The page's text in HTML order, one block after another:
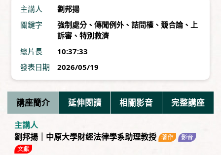
主講人
劉邦揚
關鍵字
強制處分、 傳聞例外 、 詰問權 、 競合論、 上
訴審 、 特別救濟
總片長
10:37:33
發表日期
2026/05/19
講座簡介 延伸閱讀 相關影音 完整講座
主講人
劉邦揚｜中原大學財經法律學系助理教授